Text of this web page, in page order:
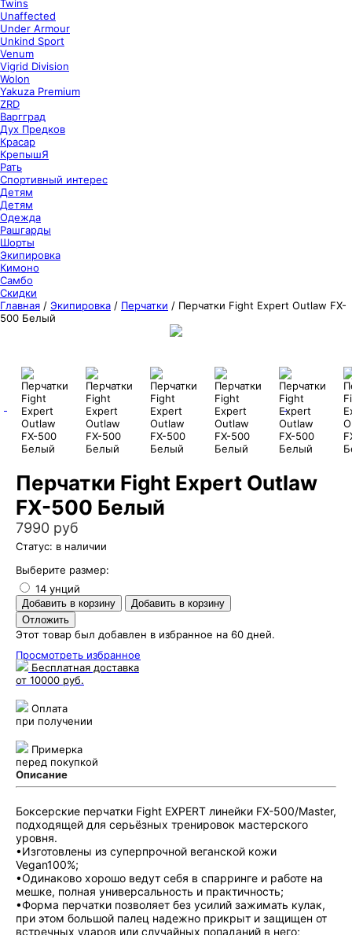
Twins
Unaffected
Under Armour
Unkind Sport
Venum
Vigrid Division
Wolon
Yakuza Premium
ZRD
Варгград
Дух Предков
Красар
КрепышЯ
Рать
Спортивный интерес
Детям
Детям
Одежда
Рашгарды
Шорты
Экипировка
Кимоно
Самбо
Скидки
Главная / Экипировка / Перчатки / Перчатки Fight Expert Outlaw FX-
500 Белый
Перчатки Fight Expert Outlaw
FX-500 Белый
7990 руб
Статус: в наличии
Выберите размер:
14 унций
Этот товар был добавлен в избранное на 60 дней.
Просмотреть избранное
Бесплатная доставка
от 10000 руб.
Оплата
при получении
Примерка
перед покупкой
Описание
Боксерские перчатки Fight EXPERT линейки FX-500/Master,
подходящей для серьёзных тренировок мастерского
уровня.
•Изготовлены из суперпрочной веганской кожи
Vegan100%;
•Одинаково хорошо ведут себя в спарринге и работе на
мешке, полная универсальность и практичность;
•Форма перчатки позволяет без усилий зажимать кулак,
при этом большой палец надежно прикрыт и защищен от
встречных ударов или случайных попаданий в него;